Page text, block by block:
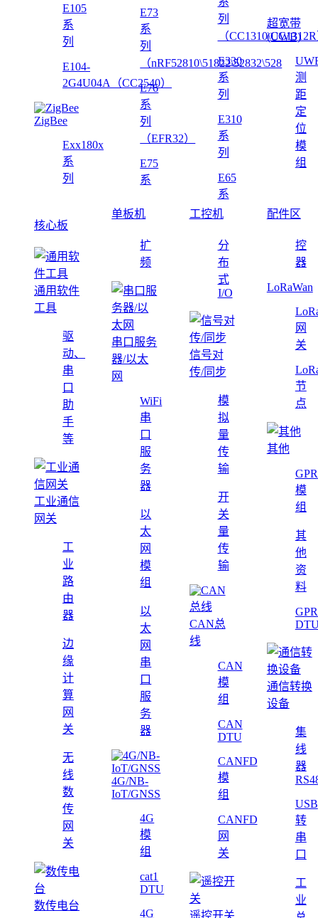
E105
系
列
E104-
2G4U04A（CC2540）
ZigBee
Exx180x
系
列
E73
系
列
（nRF52810\51822\52832\528
E76
系
列
（EFR32）
E75
系
列
（
E330
系
列
E310
系
列
E65
系
超宽带
(UWB)
测
距
定
位
模
组
核心板
单板机 工控机 配件区
通用软件
工具
驱
动、
串
口
助
手
等
工业通信
网关
工
业
路
由
器
边
缘
计
算
网
关
无
线
数
传
网
关
数传电台
扩
频
串口服务
器/以太
网
WiFi
串
口
服
务
器
以
太
网
模
组
以
太
网
串
口
服
务
器
4G/NB-
IoT/GNSS
4G
模
组
cat1
DTU
4G
分
布
式
I/O
信号对
传/同步
模
拟
量
传
输
开
关
量
传
输
CAN总
线
CAN
模
组
CAN
DTU
CANFD
模
组
CANFD
网
关
遥控开关
控
器
LoRaWan
网
关
节
点
其他
模
组
其
他
资
料
通信转换
设备
集
线
器
USB
转
串
口
工
业